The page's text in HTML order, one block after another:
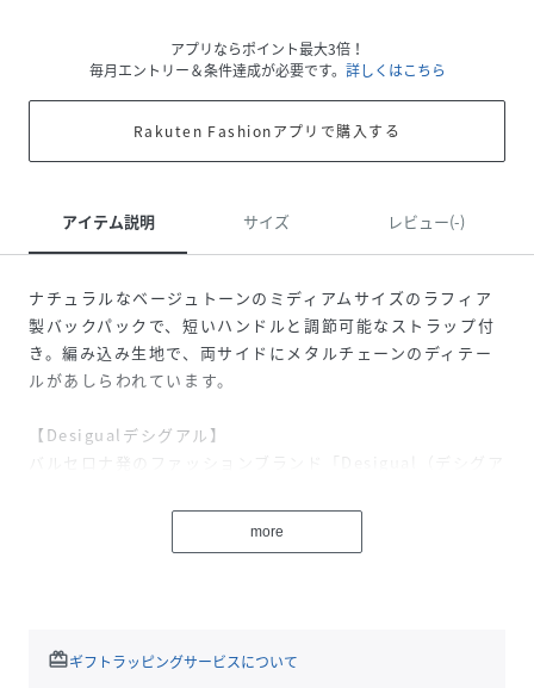
アプリならポイント最大3倍！
毎月エントリー＆条件達成が必要です。 詳しくはこちら
Rakuten Fashionアプリで購入する
アイテム説明 サイズ レビュー(-)
ナチュラルなベージュトーンのミディアムサイズのラフィア
製バックパックで、短いハンドルと調節可能なストラップ付
き。編み込み生地で、両サイドにメタルチェーンのディテー
ルがあしらわれています。
【Desigualデシグアル】
バルセロナ発のファッションブランド「Desigual（デシグア
り、他のブランドにはない地中海をイメージさせるカラフル
な色使いやエキゾチックなパターン、パッチワークやデニム
ップを展開。ブランド名にもなっているDesigual(他とは違
more
redeemギフトラッピングサービスについて